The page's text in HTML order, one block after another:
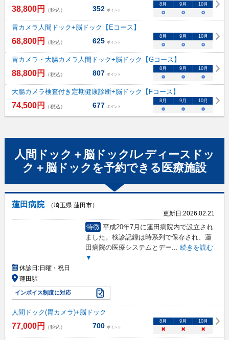
38,800円 （税込） 352 ポイント
8月 9月 10月
○ ○ ○
胃カメラ人間ドック+脳ドック【Eコース】
68,800円 （税込） 625 ポイント
8月 9月 10月
○ ○ ○
胃カメラ・大腸カメラ人間ドック+脳ドック【Gコース】
88,800円 （税込） 807 ポイント
8月 9月 10月
○ ○ ○
大腸カメラ検査付き定期健康診断+脳ドック【Fコース】
74,500円 （税込） 677 ポイント
8月 9月 10月
○ ○ ○
人間ドック＋脳ドック/レディースドッ
ク＋脳ドック を予約できる 医療施設
蓮田病院
（埼玉県 蓮田市）
更新日:2026.02.21
特徴 平成20年7月に蓮田病院内で設立され
ました。検診記録は時系列で保存され、蓮
田病院の医療システムとデー... 続きを読む
▼
休診日:日曜・祝日
蓮田駅
インボイス制度に対応
人間ドック(胃カメラ)+脳ドック
77,000円 （税込） 700 ポイント
8月 9月 10月
× × ×